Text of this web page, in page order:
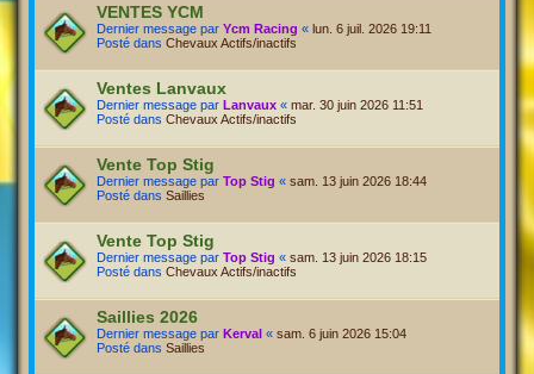
VENTES YCM
Dernier message par Ycm Racing « lun. 6 juil. 2026 19:11
Posté dans Chevaux Actifs/inactifs
Ventes Lanvaux
Dernier message par Lanvaux « mar. 30 juin 2026 11:51
Posté dans Chevaux Actifs/inactifs
Vente Top Stig
Dernier message par Top Stig « sam. 13 juin 2026 18:44
Posté dans Saillies
Vente Top Stig
Dernier message par Top Stig « sam. 13 juin 2026 18:15
Posté dans Chevaux Actifs/inactifs
Saillies 2026
Dernier message par Kerval « sam. 6 juin 2026 15:04
Posté dans Saillies